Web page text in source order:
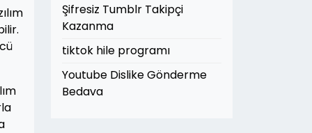
Şifresiz Tumblr Takipçi
Kazanma
tiktok hile programı
Youtube Dislike Gönderme
Bedava